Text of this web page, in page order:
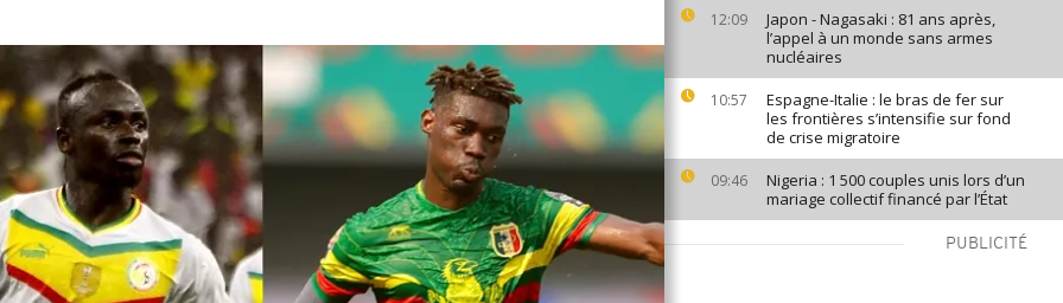
12:09
Japon - Nagasaki : 81 ans après,
l’appel à un monde sans armes
nucléaires
10:57
Espagne-Italie : le bras de fer sur
les frontières s’intensifie sur fond
de crise migratoire
09:46
Nigeria : 1 500 couples unis lors d’un
mariage collectif financé par l’État
PUBLICITÉ